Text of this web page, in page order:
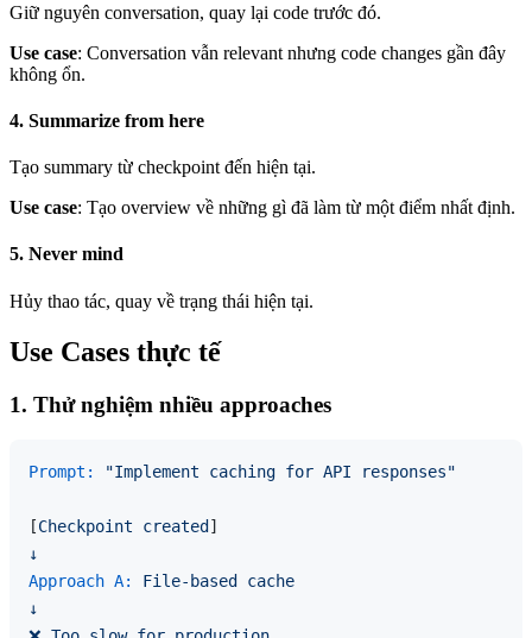
Giữ nguyên conversation, quay lại code trước đó.
Use case: Conversation vẫn relevant nhưng code changes gần đây
không ổn.
4. Summarize from here
Tạo summary từ checkpoint đến hiện tại.
Use case: Tạo overview về những gì đã làm từ một điểm nhất định.
5. Never mind
Hủy thao tác, quay về trạng thái hiện tại.
Use Cases thực tế
1. Thử nghiệm nhiều approaches
Prompt: "Implement caching for API responses"
[Checkpoint created
↓
Approach A:
File-based
cache
↓